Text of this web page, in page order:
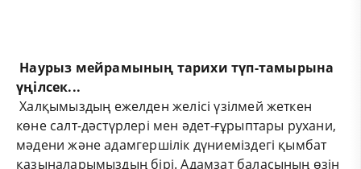
Наурыз мейрамының тарихи түп-тамырына
үңілсек...
Халқымыздың ежелден желісі үзілмей жеткен
көне салт-дәстүрлері мен әдет-ғұрыптары рухани,
мәдени және адамгершілік дүниеміздегі қымбат
қазыналарымыздың бірі. Адамзат баласының өзін